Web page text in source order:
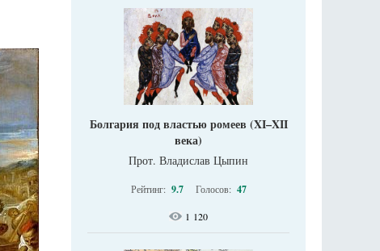
Болгария под властью ромеев (XI–XII
века)
Прот. Владислав Цыпин
Рейтинг: 9.7 Голосов: 47
1 120